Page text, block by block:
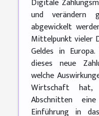
Digitale
und verändern
abgewickelt
Mittelpunkt vieler
Geldes in
dieses neue
welche
Wirtschaft
Abschnitten
Einführung in